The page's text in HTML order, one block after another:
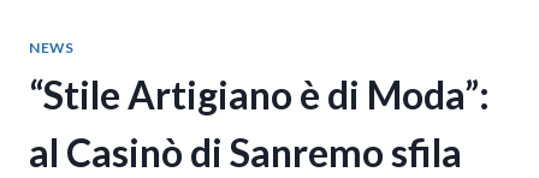
NEWS
“Stile Artigiano è di Moda”:
al Casinò di Sanremo sfila